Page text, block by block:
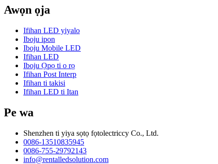
Awọn ọja
Ifihan LED yiyalo
Iboju ipon
Iboju Mobile LED
Ifihan LED
Iboju Ọpọ ti o rọ
Ifihan Post Interp
Ifihan ti takisi
Ifihan LED ti Itan
Pe wa
Shenzhen ti yiya sọtọ fọtolectriccy Co., Ltd.
0086-13510835945
0086-755-29792143
info@rentalledsolution.com